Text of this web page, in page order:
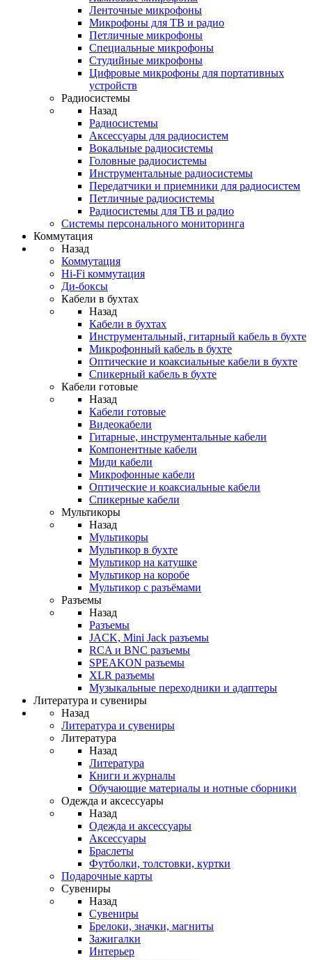
Ленточные микрофоны
Микрофоны для ТВ и радио
Петличные микрофоны
Специальные микрофоны
Студийные микрофоны
Цифровые микрофоны для портативных
устройств
Радиосистемы
Назад
Радиосистемы
Аксессуары для радиосистем
Вокальные радиосистемы
Головные радиосистемы
Инструментальные радиосистемы
Передатчики и приемники для радиосистем
Петличные радиосистемы
Радиосистемы для ТВ и радио
Системы персонального мониторинга
Коммутация
Назад
Коммутация
Hi-Fi коммутация
Ди-боксы
Кабели в бухтах
Назад
Кабели в бухтах
Инструментальный, гитарный кабель в бухте
Микрофонный кабель в бухте
Оптические и коаксиальные кабели в бухте
Спикерный кабель в бухте
Кабели готовые
Назад
Кабели готовые
Видеокабели
Гитарные, инструментальные кабели
Компонентные кабели
Миди кабели
Микрофонные кабели
Оптические и коаксиальные кабели
Спикерные кабели
Мультикоры
Назад
Мультикоры
Мультикор в бухте
Мультикор на катушке
Мультикор на коробе
Мультикор с разъёмами
Разъемы
Назад
Разъемы
JACK, Mini Jack разъемы
RCA и BNC разъемы
SPEAKON разъемы
XLR разъемы
Музыкальные переходники и адаптеры
Литература и сувениры
Назад
Литература и сувениры
Литература
Назад
Литература
Книги и журналы
Обучающие материалы и нотные сборники
Одежда и аксессуары
Назад
Одежда и аксессуары
Аксессуары
Браслеты
Футболки, толстовки, куртки
Подарочные карты
Сувениры
Назад
Сувениры
Брелоки, значки, магниты
Зажигалки
Интерьер